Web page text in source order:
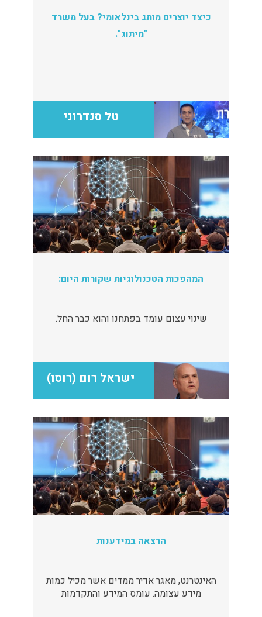
כיצד יוצרים מותג בינלאומי? בעל משרד
"מיתוג".
טל סנדרוני
המהפכות הטכנולוגיות שקורות היום:
שינוי עצום עומד בפתחנו והוא כבר החל.
ישראל רום (רוסו)
הרצאה במידענות
האינטרנט, מאגר אדיר ממדים אשר מכיל כמות
מידע עצומה. עומס המידע והתקדמות